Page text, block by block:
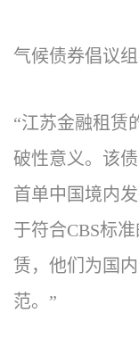
气候债券倡议
“江苏金融租赁
破性意义。该
首单中国境内
于符合CBS标
赁，他们为国
范。”